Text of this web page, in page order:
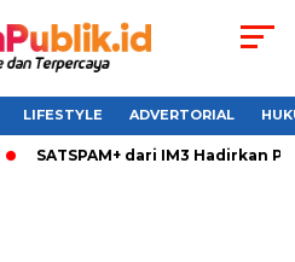
LIFESTYLE ADVERTORIAL
SATSPAM+ dari IM3 Hadirkan